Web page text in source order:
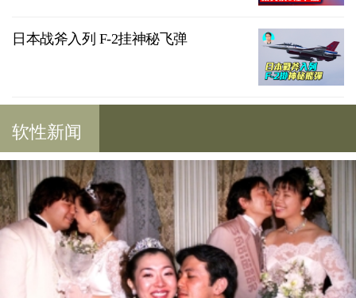
日本战斧入列 F-2挂神秘飞弹
软性新闻